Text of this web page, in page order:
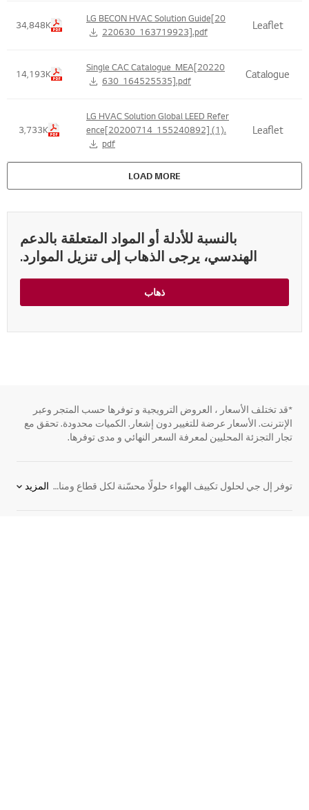
Leaflet
LG BECON HVAC Solution Guide[20
220630_163719923].pdf
34,848K
Catalogue
Single CAC Catalogue_MEA[20220
630_164525535].pdf
14,193K
Leaflet
LG HVAC Solution Global LEED Refer
ence[20200714_155240892] (1).
pdf
3,733K
LOAD MORE
بالنسبة للأدلة أو المواد المتعلقة بالدعم
الهندسي، يرجى الذهاب إلى تنزيل الموارد.
ذهاب
*قد تختلف الأسعار ، العروض الترويجية و توفرها حسب المتجر وعبر
الإنترنت. الأسعار عرضة للتغيير دون إشعار. الكميات محدودة. تحقق مع
تجار التجزئة المحليين لمعرفة السعر النهائي و مدى توفرها.
توفر إل جي لحلول تكييف الهواء حلولًا محسّنة لكل قطاع ومناخ مع مجموعة واسعة من الأنظمة المتطورة التي توفر أداءً استثنائيًا في التدفئة والتهوية وتكييف الهواء للمباني في جميع أنحاء العالم نلبي بشكل مباشر احتياجات الشركات التي تبحث عن حلول رقمية وصديقة للبيئة في مجال التدفئة والتهوية وتكييف الهواء بفضل خبرتنا التي لا مثيل لها ومعرفتنا الرائدة بالمجال. نعد الشريك المناسب لأعمالك، فنحن على استعداد تام لتسخير تقنياتنا الرائدة لخدمة عملياتك اليومية، وتوفير الدعم المناسب لك ولأعمالك في كل خطوة على الطريق. المزيد